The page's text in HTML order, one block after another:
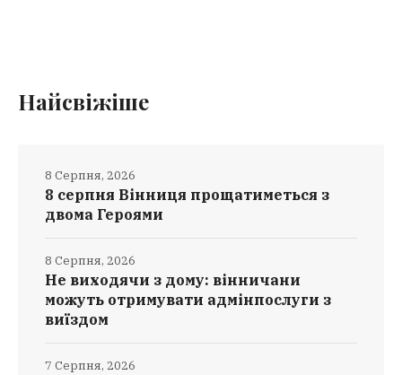
Найсвіжіше
8 серпня Вінниця прощатиметься з
двома Героями
8 Серпня, 2026
Не виходячи з дому: вінничани
можуть отримувати адмінпослуги з
виїздом
8 Серпня, 2026
7 Серпня, 2026